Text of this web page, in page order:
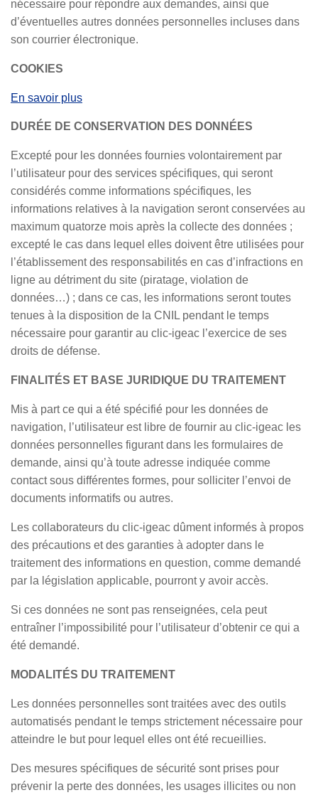
nécessaire pour répondre aux demandes, ainsi que
d’éventuelles autres données personnelles incluses dans
son courrier électronique.
COOKIES
En savoir plus
DURÉE DE CONSERVATION DES DONNÉES
Excepté pour les données fournies volontairement par
l’utilisateur pour des services spécifiques, qui seront
considérés comme informations spécifiques, les
informations relatives à la navigation seront conservées au
maximum quatorze mois après la collecte des données ;
excepté le cas dans lequel elles doivent être utilisées pour
l’établissement des responsabilités en cas d’infractions en
ligne au détriment du site (piratage, violation de
données…) ; dans ce cas, les informations seront toutes
tenues à la disposition de la CNIL pendant le temps
nécessaire pour garantir au clic-igeac l’exercice de ses
droits de défense.
FINALITÉS ET BASE JURIDIQUE DU TRAITEMENT
Mis à part ce qui a été spécifié pour les données de
navigation, l’utilisateur est libre de fournir au clic-igeac les
données personnelles figurant dans les formulaires de
demande, ainsi qu’à toute adresse indiquée comme
contact sous différentes formes, pour solliciter l’envoi de
documents informatifs ou autres.
Les collaborateurs du clic-igeac dûment informés à propos
des précautions et des garanties à adopter dans le
traitement des informations en question, comme demandé
par la législation applicable, pourront y avoir accès.
Si ces données ne sont pas renseignées, cela peut
entraîner l’impossibilité pour l’utilisateur d’obtenir ce qui a
été demandé.
MODALITÉS DU TRAITEMENT
Les données personnelles sont traitées avec des outils
automatisés pendant le temps strictement nécessaire pour
atteindre le but pour lequel elles ont été recueillies.
Des mesures spécifiques de sécurité sont prises pour
prévenir la perte des données, les usages illicites ou non